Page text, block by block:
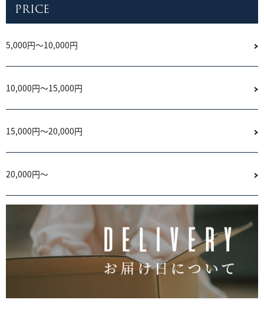
PRICE
5,000円～10,000円
10,000円～15,000円
15,000円〜20,000円
20,000円〜